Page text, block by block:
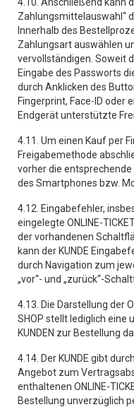
Zahlungsmittelauswahl“
Innerhalb des
Zahlungsart auswählen
vervollständigen. Soweit
Eingabe des Passworts
durch Anklicken des
Fingerprint, Face-ID oder
Endgerät unterstützte
4.11. Um einen Kauf per
Freigabemethode
vorher die
des Smartphones bzw.
4.12. Eingabefehler,
eingelegte ONLINE-
der vorhandenen
kann der KUNDE
durch Navigation zum
„vor“- und „zurück“-
4.13. Die Darstellung der
SHOP stellt lediglich eine
KUNDEN zur Bestellung
4.14. Der KUNDE gibt
Angebot zum
enthaltenen ONLINE-
Bestellung unverzüglich